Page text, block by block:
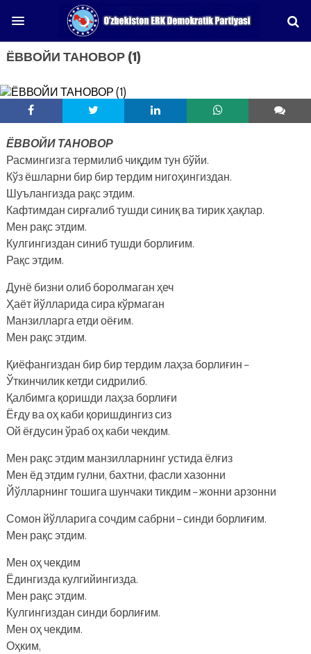
ЁВВОЙИ ТАНОВОР (1)
ЁВВОЙИ ТАНОВОР
Расмингизга термилиб чиқдим тун бўйи.
Кўз ёшларни бир бир тердим нигоҳингиздан.
Шуълангизда рақс этдим.
Кафтимдан сирғалиб тушди синиқ ва тирик ҳақлар.
Мен рақс этдим.
Кулгингиздан синиб тушди борлиғим.
Рақс этдим.
Дунё бизни олиб боролмаган ҳеч
Ҳаёт йўлларида сира кўрмаган
Манзилларга етди оёғим.
Мен рақс этдим.
Қиёфангиздан бир бир тердим лаҳза борлиғин –
Ўткинчилик кетди сидрилиб.
Қалбимга қоришди лаҳза борлиғи
Ёғду ва оҳ каби қоришдингиз сиз
Ой ёғдусин ўраб оҳ каби чекдим.
Мен рақс этдим манзилларнинг устида ёлғиз
Мен ёд этдим гулни, бахтни, фасли хазонни
Йўлларнинг тошига шунчаки тикдим – жонни арзонни
Сомон йўлларига сочдим сабрни – синди борлиғим.
Мен рақс этдим.
Мен оҳ чекдим
Ёдингизда кулгийингизда.
Мен рақс этдим.
Кулгингиздан синди борлиғим.
Мен оҳ чекдим.
Оҳким,